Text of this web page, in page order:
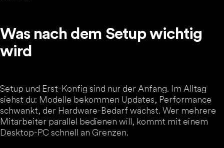
Was nach dem Setup wichtig
wird
Setup und Erst-Konfig sind nur der Anfang. Im Alltag
siehst du: Modelle bekommen Updates, Performance
schwankt, der Hardware-Bedarf wächst. Wer mehrere
Mitarbeiter parallel bedienen will, kommt mit einem
Desktop-PC schnell an Grenzen.